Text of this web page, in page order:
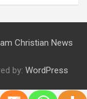
Christian News
by: WordPress